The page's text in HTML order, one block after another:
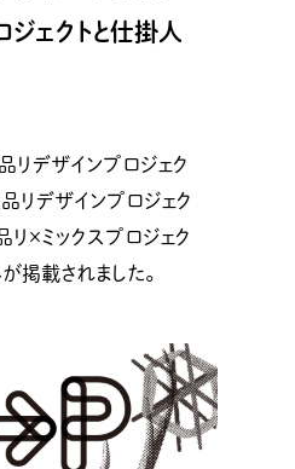
ェクトと仕掛人
リデザインプロジェク
品リデザインプロジェク
リ×ミックスプロジェク
掲載されました。